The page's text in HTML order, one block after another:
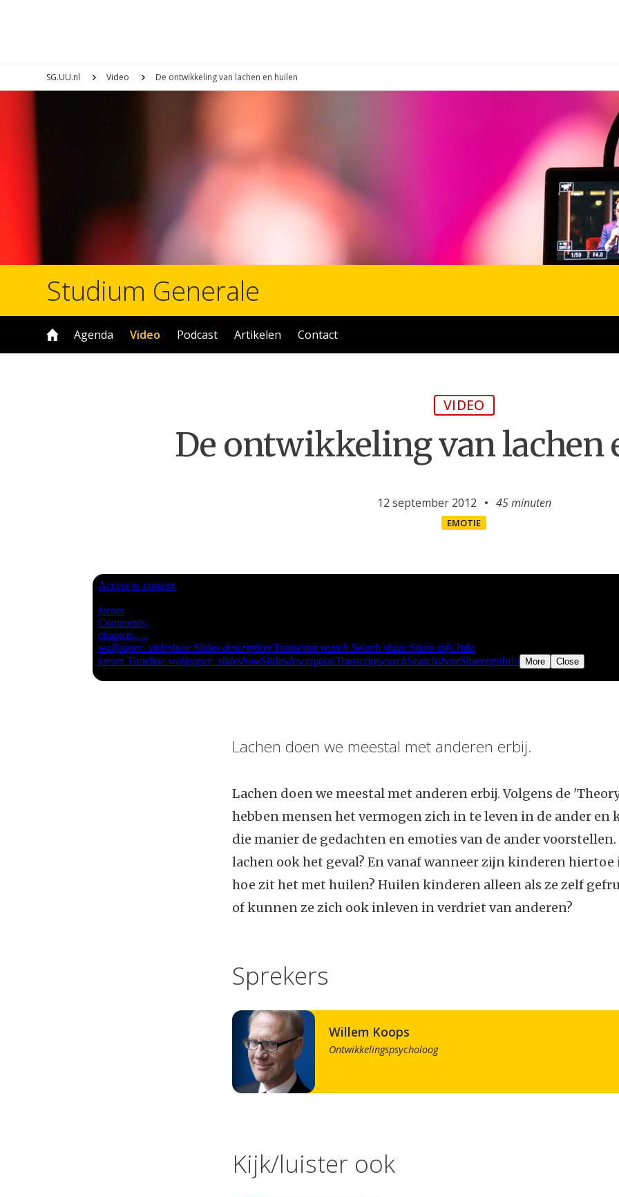
SG.UU.nl Video De ontwikkeling van lachen en huilen
Studium Generale
Agenda Video Podcast Artikelen Contact
VIDEO
De ontwikkeling van lachen
12 september 2012 45 minuten
EMOTIE
Lachen doen we meestal met anderen erbij.
Lachen doen we meestal met anderen erbij. Volgens de
hebben mensen het vermogen zich in te leven in de ander en
die manier de gedachten en emoties van de ander
lachen ook het geval? En vanaf wanneer zijn kinderen hiertoe
hoe zit het met huilen? Huilen kinderen alleen als ze zelf
of kunnen ze zich ook inleven in verdriet van anderen?
Sprekers
Willem Koops
Ontwikkelingspsycholoog
Kijk/luister ook